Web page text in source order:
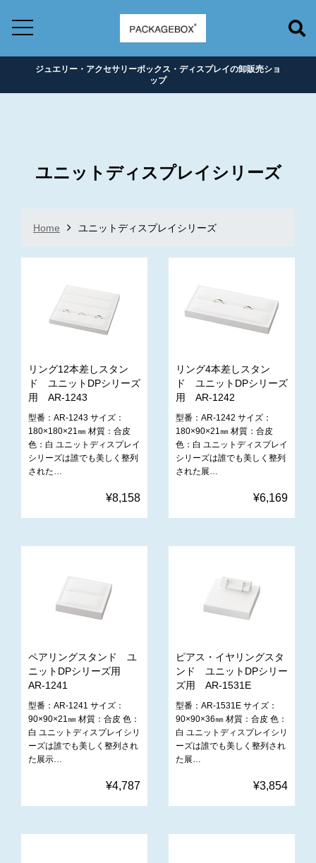
ジュエリー・アクセサリーボックス・ディスプレイの卸販売ショ
ップ
ユニットディスプレイシリーズ
Home ユニットディスプレイシリーズ
リング12本差しスタン
ド ユニットDPシリーズ
用 AR-1243
型番：AR-1243 サイズ：
180×180×21㎜ 材質：合皮
色：白 ユニットディスプレイ
シリーズは誰でも美しく整列
された…
¥8,158
リング4本差しスタン
ド ユニットDPシリーズ
用 AR-1242
型番：AR-1242 サイズ：
180×90×21㎜ 材質：合皮
色：白 ユニットディスプレイ
シリーズは誰でも美しく整列
された展…
¥6,169
ペアリングスタンド ユ
ニットDPシリーズ用
AR-1241
型番：AR-1241 サイズ：
90×90×21㎜ 材質：合皮 色：
白 ユニットディスプレイシリ
ーズは誰でも美しく整列され
た展示…
¥4,787
ピアス・イヤリングスタ
ンド ユニットDPシリー
ズ用 AR-1531E
型番：AR-1531E サイズ：
90×90×36㎜ 材質：合皮 色：
白 ユニットディスプレイシリ
ーズは誰でも美しく整列され
た展…
¥3,854